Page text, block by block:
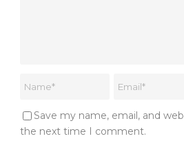
Save my name, email, and
the next time I comment.